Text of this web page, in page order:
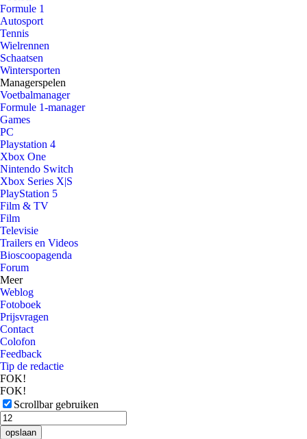
Formule 1
Autosport
Tennis
Wielrennen
Schaatsen
Wintersporten
Managerspelen
Voetbalmanager
Formule 1-manager
Games
PC
Playstation 4
Xbox One
Nintendo Switch
Xbox Series X|S
PlayStation 5
Film & TV
Film
Televisie
Trailers en Videos
Bioscoopagenda
Forum
Meer
Weblog
Fotoboek
Prijsvragen
Contact
Colofon
Feedback
Tip de redactie
FOK!
FOK!
Scrollbar gebruiken
opslaan